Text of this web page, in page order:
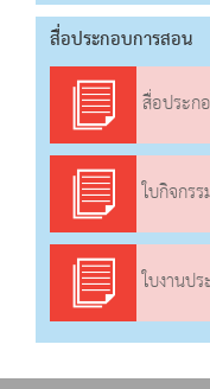
สื่อประกอบการสอน
สื่อประกอบการ
ใบกิจกรรมประก
ใบงานประกอบ